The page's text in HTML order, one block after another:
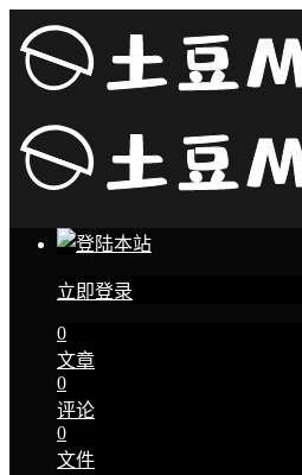
立即登录
0
文章
0
评论
0
文件